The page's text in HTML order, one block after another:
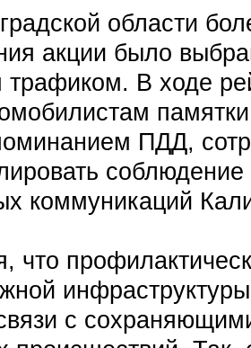
области
акции было
трафиком. В ходе
ПДД,
коммуникаций
что
с